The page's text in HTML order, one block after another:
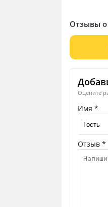
Отзывы о
Оцените
Имя *
Отзыв *